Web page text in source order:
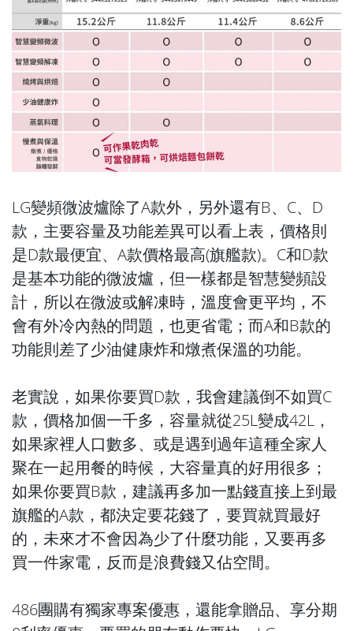
LG變頻微波爐除了A款外，另外還有B、C、D
款，主要容量及功能差異可以看上表，價格則
是D款最便宜、A款價格最高(旗艦款)。C和D款
是基本功能的微波爐，但一樣都是智慧變頻設
計，所以在微波或解凍時，溫度會更平均，不
會有外冷內熱的問題，也更省電；而A和B款的
功能則差了少油健康炸和燉煮保溫的功能。
老實說，如果你要買D款，我會建議倒不如買C
款，價格加個一千多，容量就從25L變成42L，
如果家裡人口數多、或是遇到過年這種全家人
聚在一起用餐的時候，大容量真的好用很多；
如果你要買B款，建議再多加一點錢直接上到最
旗艦的A款，都決定要花錢了，要買就買最好
的，未來才不會因為少了什麼功能，又要再多
買一件家電，反而是浪費錢又佔空間。
486團購有獨家專案優惠，還能拿贈品、享分期